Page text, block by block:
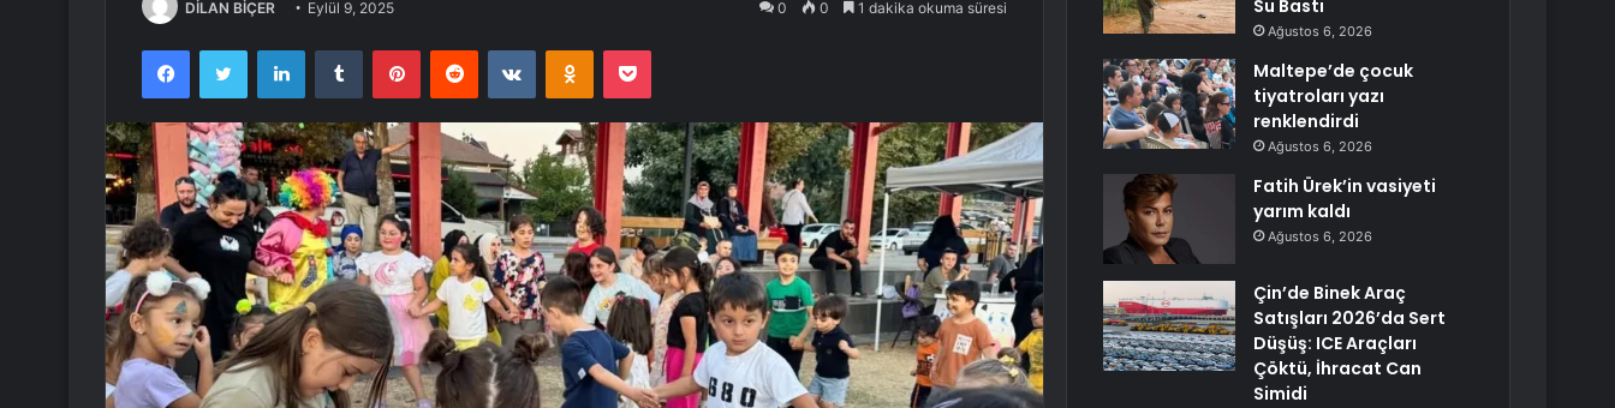
DİLAN BİÇER Eylül 9, 2025 0 0 1 dakika okuma süresi
FacebookTwitter LinkedInTumblr PinterestReddit VKontakteOdnoklassniki
Pocket
Su Bastı
Ağustos 6, 2026
Maltepe’de çocuk
tiyatroları yazı
renklendirdi
Ağustos 6, 2026
Fatih Ürek’in vasiyeti
yarım kaldı
Ağustos 6, 2026
Çin’de Binek Araç
Satışları 2026’da Sert
Düşüş: ICE Araçları
Çöktü, İhracat Can
Simidi